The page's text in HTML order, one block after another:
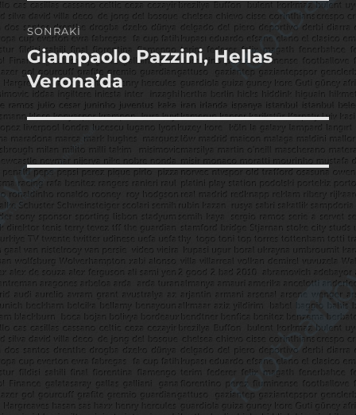
SONRAKI
Sonraki
yazı:
Giampaolo Pazzini, Hellas
Verona’da